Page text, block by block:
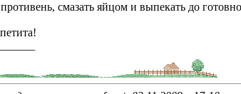
смазать яйцом и выпекать до